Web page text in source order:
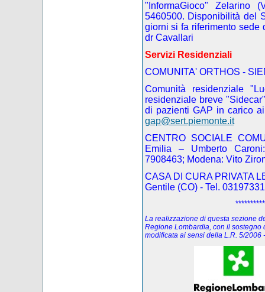
"InformaGioco"
Zelarino
5460500. Disponibilità del
giorni si fa riferimento sede
dr Cavallari
Servizi Residenziali
COMUNITA' ORTHOS -
Comunità residenziale
residenziale breve
di pazienti GAP in carico
gap@sert.piemonte.it
CENTRO SOCIALE
Emilia – Umberto
7908463; Modena: Vito
CASA DI CURA PRIVATA
Gentile (CO) - Tel.
La realizzazione di questa sezione
Regione Lombardia, con il
modificata ai sensi della L.R. 5/2006